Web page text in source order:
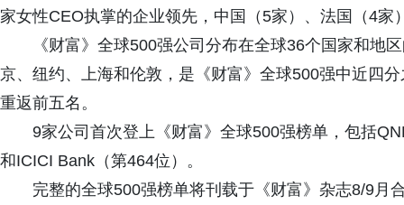
家女性CEO执掌的企业领先，中国（5家）、法国（4
《财富》全球500强公司分布在全球36个国家和地
京、纽约、上海和伦敦，是《财富》全球500强中近四
重返前五名。
9家公司首次登上《财富》全球500强榜单，包括
和ICICI Bank（第464位）。
完整的全球500强榜单将刊载于《财富》杂志8/9月